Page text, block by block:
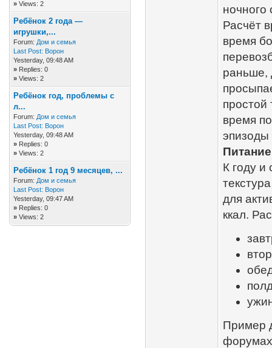
» Views: 2
Ребёнок 2 года —
игрушки,...
Forum: Дом и семья
Last Post: Ворон
Yesterday, 09:48 AM
» Replies: 0
» Views: 2
Ребёнок год, проблемы с
л...
Forum: Дом и семья
Last Post: Ворон
Yesterday, 09:48 AM
» Replies: 0
» Views: 2
Ребёнок 1 год 9 месяцев, ...
Forum: Дом и семья
Last Post: Ворон
Yesterday, 09:47 AM
» Replies: 0
» Views: 2
ночного
Расчёт
время
раньше,
простой
время
К году и
для
ккал.
Пример
форумах